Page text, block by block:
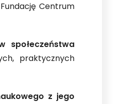
Centrum
społeczeństwa
praktycznych
z jego